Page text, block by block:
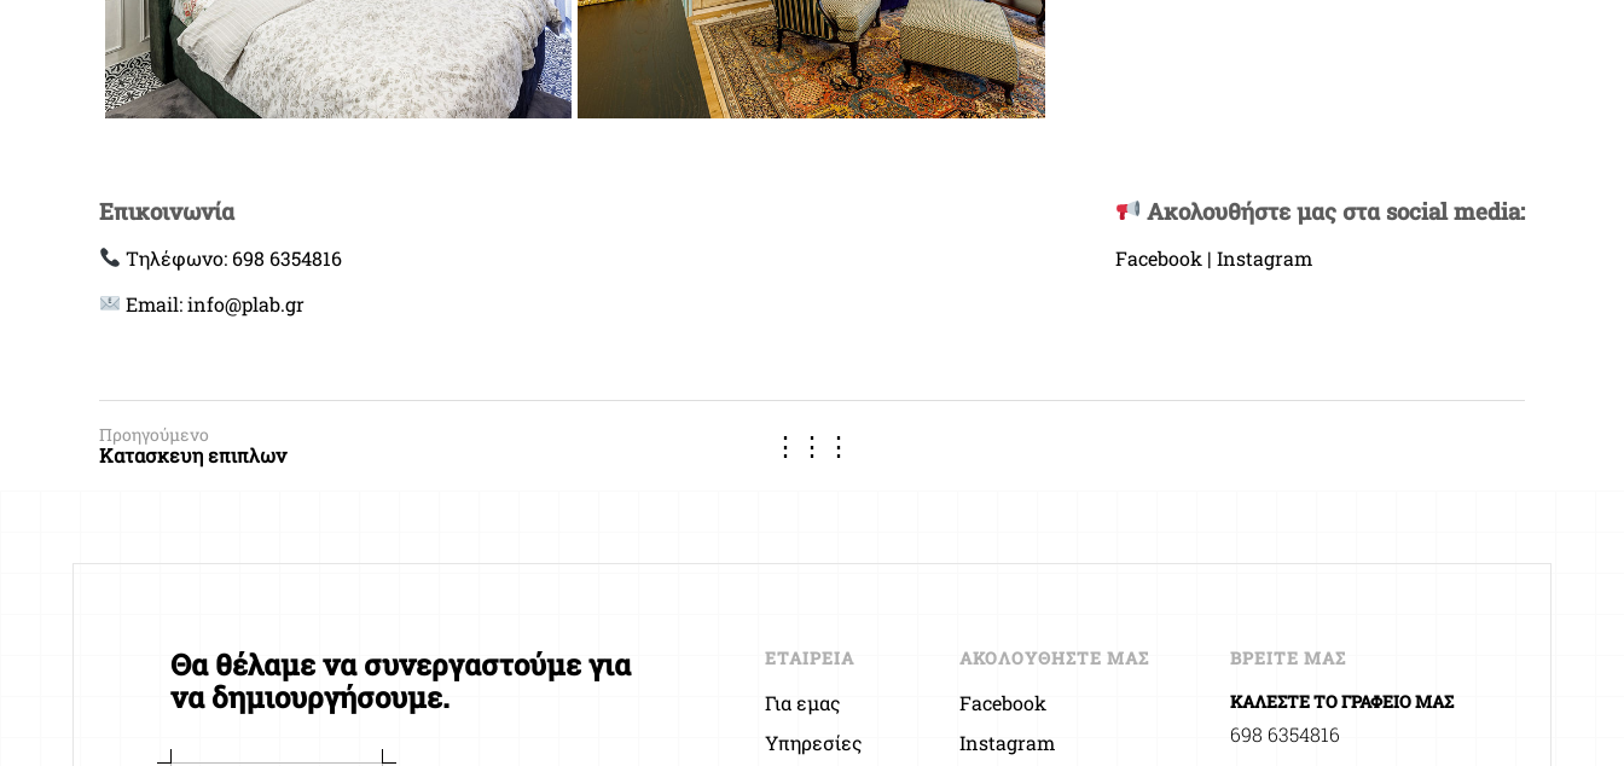
Επικοινωνία
Τηλέφωνο: 698 6354816
Email: info@plab.gr
Ακολουθήστε μας στα social media:
Facebook | Instagram
Προηγούμενο
Κατασκευη επιπλων ⋮⋮⋮
Θα θέλαμε να συνεργαστούμε για
να δημιουργήσουμε.
ΕΤΑΙΡΕΙΑ
Για εμας
Υπηρεσίες
ΑΚΟΛΟΥΘΗΣΤΕ ΜΑΣ
Facebook
Instagram
ΒΡΕΙΤΕ ΜΑΣ
ΚΑΛΕΣΤΕ ΤΟ ΓΡΑΦΕΙΟ ΜΑΣ
698 6354816